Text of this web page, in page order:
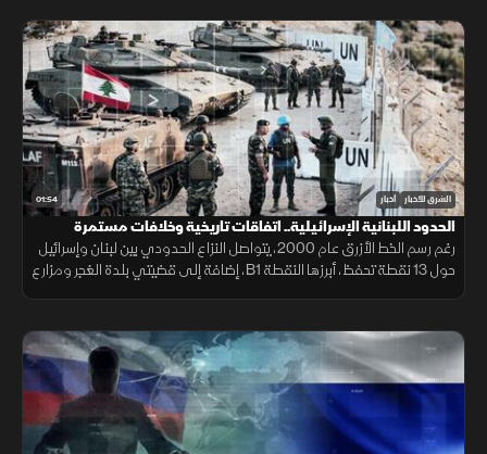
01:54 الشرق للأخبار أخبار
الحدود اللبنانية الإسرائيلية.. اتفاقات تاريخية وخلافات مستمرة
رغم رسم الخط الأزرق عام 2000، يتواصل النزاع الحدودي بين لبنان وإسرائيل
حول 13 نقطة تحفظ، أبرزها النقطة B1، إضافة إلى قضيتي بلدة الغجر ومزارع